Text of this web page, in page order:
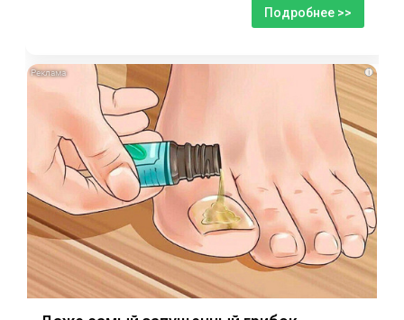
Подробнее >>
i